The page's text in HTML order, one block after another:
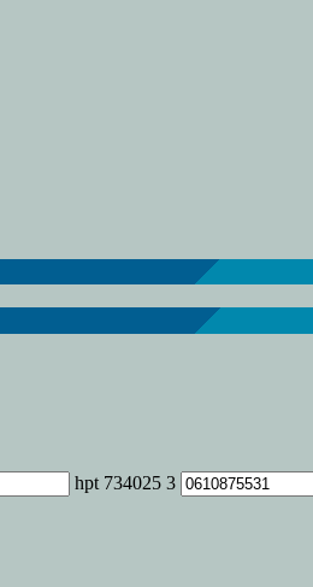
hpt 734025 3